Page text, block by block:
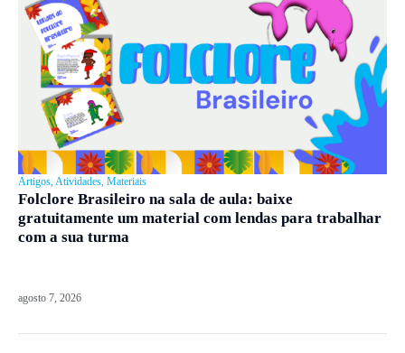
Artigos,Atividades, Materiais
Folclore Brasileiro na sala de aula: baixe
gratuitamente um material com lendas para trabalhar
com a sua turma
agosto 7, 2026